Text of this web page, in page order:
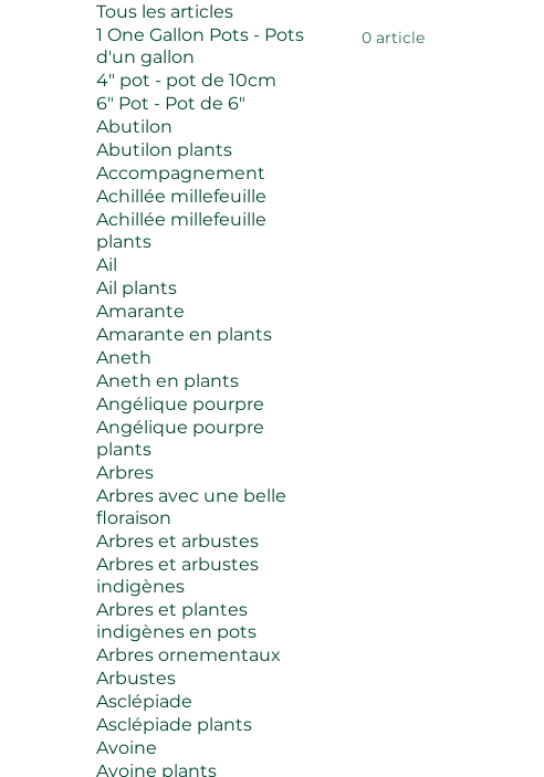
Tous les articles
1 One Gallon Pots - Pots
d'un gallon
4" pot - pot de 10cm
6" Pot - Pot de 6"
Abutilon
Abutilon plants
Accompagnement
Achillée millefeuille
Achillée millefeuille
plants
Ail
Ail plants
Amarante
Amarante en plants
Aneth
Aneth en plants
Angélique pourpre
Angélique pourpre
plants
Arbres
Arbres avec une belle
floraison
Arbres et arbustes
Arbres et arbustes
indigènes
Arbres et plantes
indigènes en pots
Arbres ornementaux
Arbustes
Asclépiade
Asclépiade plants
Avoine
Avoine plants
0 article